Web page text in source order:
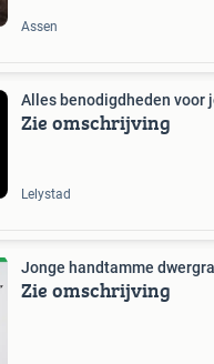
Assen
Alles benodigdheden voor
Zie omschrijving
Lelystad
Jonge handtamme
Zie omschrijving